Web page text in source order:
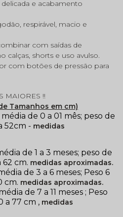
delicada e acabamento
respirável, macio e
com saídas de
calças, shorts e uso avulso.
com botões de pressão para
MAIORES !!
Tamanhos em cm)
de 0 a 01 mês; peso de
52cm - medidas
de 1 a 3 meses; peso de
62 cm. medidas aproximadas.
de 3 a 6 meses; Peso 6
cm. medidas aproximadas.
de 7 a 11 meses ; Peso
a 77 cm , medidas